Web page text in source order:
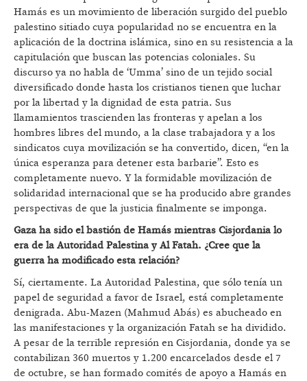
Hamás es un movimiento de liberación surgido del pueblo
palestino sitiado cuya popularidad no se encuentra en la
aplicación de la doctrina islámica, sino en su resistencia a la
capitulación que buscan las potencias coloniales. Su
discurso ya no habla de ‘Umma’ sino de un tejido social
diversificado donde hasta los cristianos tienen que luchar
por la libertad y la dignidad de esta patria. Sus
llamamientos trascienden las fronteras y apelan a los
hombres libres del mundo, a la clase trabajadora y a los
sindicatos cuya movilización se ha convertido, dicen, “en la
única esperanza para detener esta barbarie”. Esto es
completamente nuevo. Y la formidable movilización de
solidaridad internacional que se ha producido abre grandes
perspectivas de que la justicia finalmente se imponga.
Gaza ha sido el bastión de Hamás mientras Cisjordania lo
era de la Autoridad Palestina y Al Fatah. ¿Cree que la
guerra ha modificado esta relación?
Sí, ciertamente. La Autoridad Palestina, que sólo tenía un
papel de seguridad a favor de Israel, está completamente
denigrada. Abu-Mazen (Mahmud Abás) es abucheado en
las manifestaciones y la organización Fatah se ha dividido.
A pesar de la terrible represión en Cisjordania, donde ya se
contabilizan 360 muertos y 1.200 encarcelados desde el 7
de octubre, se han formado comités de apoyo a Hamás en